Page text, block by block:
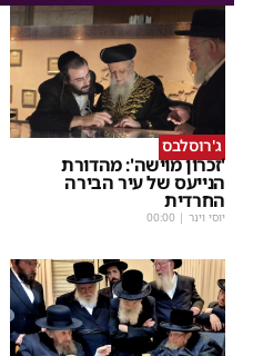
ג'רוסלבס
'זכרון מוישה': מהדורת
הנייעס של עיר הבירה
החרדית
יוסי וינר |
00:00